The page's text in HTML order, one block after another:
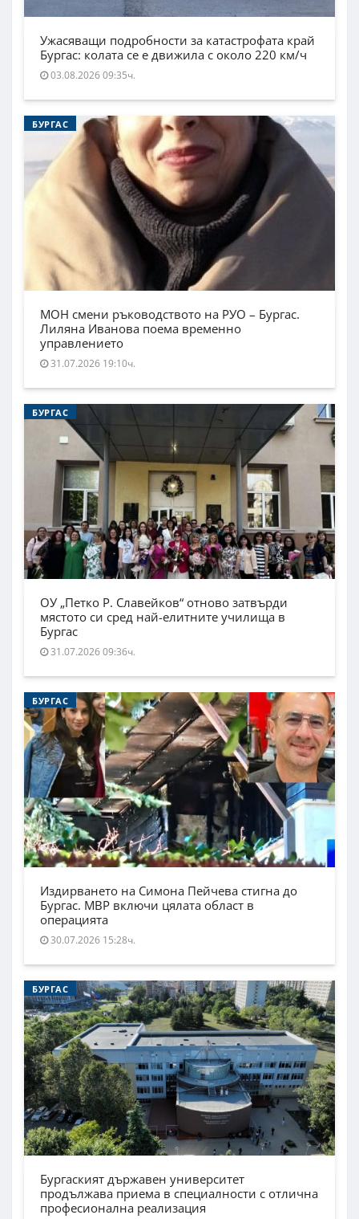
Ужасяващи подробности за катастрофата край
Бургас: колата се е движила с около 220 км/ч
03.08.2026 09:35ч.
БУРГАС
МОН смени ръководството на РУО – Бургас.
Лиляна Иванова поема временно
управлението
31.07.2026 19:10ч.
БУРГАС
ОУ „Петко Р. Славейков“ отново затвърди
мястото си сред най-елитните училища в
Бургас
31.07.2026 09:36ч.
БУРГАС
Издирването на Симона Пейчева стигна до
Бургас. МВР включи цялата област в
операцията
30.07.2026 15:28ч.
БУРГАС
Бургаският държавен университет
продължава приема в специалности с отлична
професионална реализация